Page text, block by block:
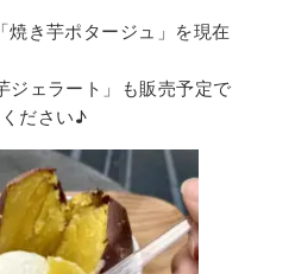
き芋ポタージュ」を現在
ジェラート」も販売予定で
ださい♪